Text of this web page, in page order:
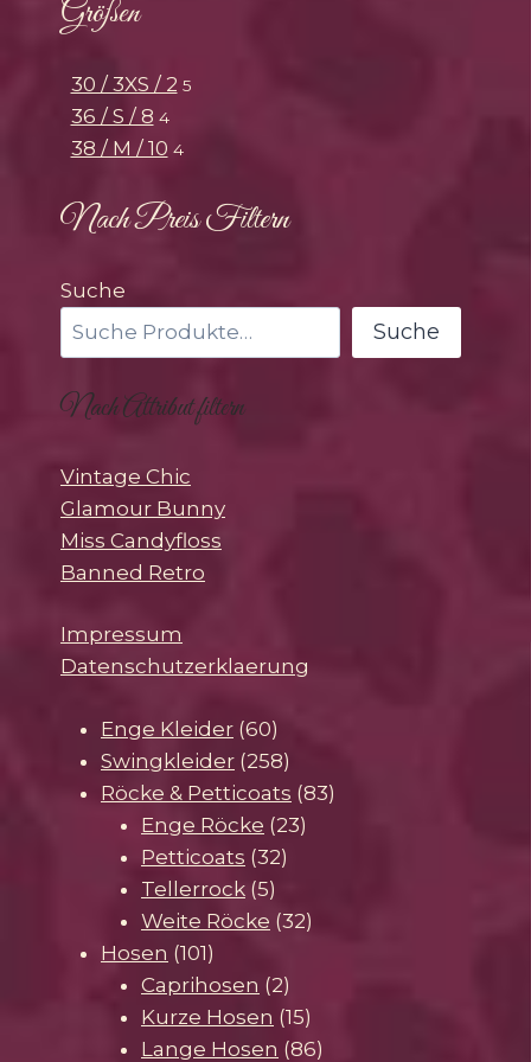
Größen
30 / 3XS / 2 5
36 / S / 8 4
38 / M / 10 4
Nach Preis Filtern
Suche
Suche
Nach Attribut filtern
Vintage Chic
Glamour Bunny
Miss Candyfloss
Banned Retro
Impressum
Datenschutzerklaerung
Enge Kleider 6060
Produkte
Swingkleider 258258
Produkte
Röcke & Petticoats 8383
Enge Röcke 2323
Petticoats 3232
Tellerrock 55
Produkte
Weite Röcke 3232
Hosen 101101
Produkte
Caprihosen 22
Produkte
Kurze Hosen 1515
Produkte
Lange Hosen 8686